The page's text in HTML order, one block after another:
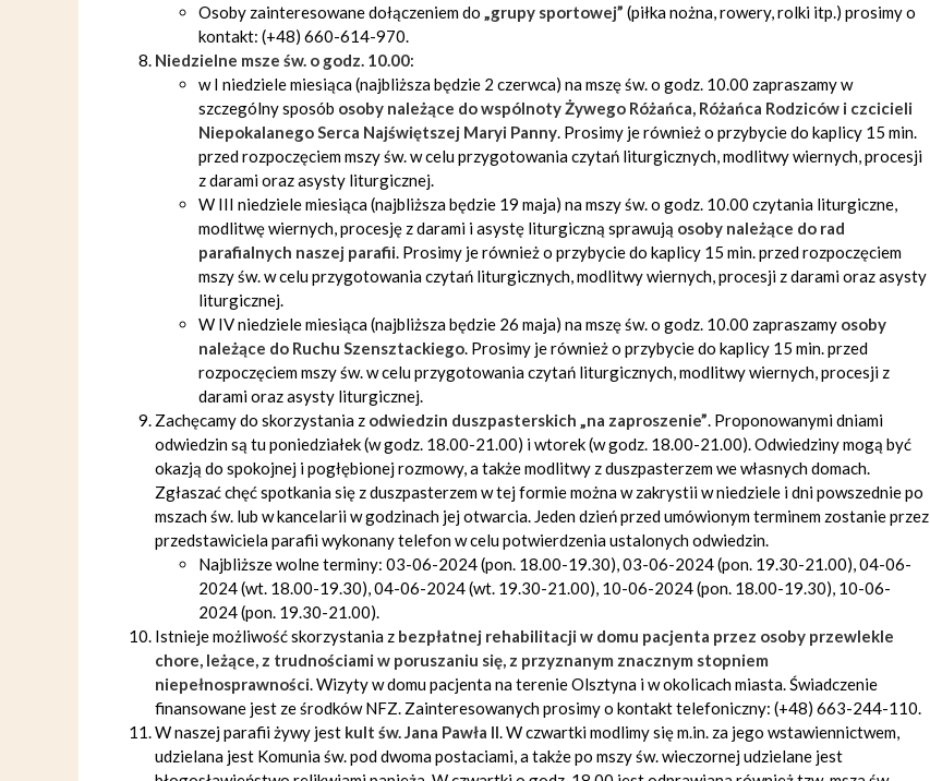
Osoby zainteresowane dołączeniem do „grupy sportowej” (piłka nożna, rowery, rolki itp.) prosimy o
kontakt: (+48) 660-614-970.
Niedzielne msze św. o godz. 10.00:
w I niedziele miesiąca (najbliższa będzie 2 czerwca) na mszę św. o godz. 10.00 zapraszamy w
szczególny sposób osoby należące dowspólnoty Żywego Różańca, Różańca Rodziców i czcicieli
Niepokalanego Serca Najświętszej Maryi Panny. Prosimy je również o przybycie do kaplicy 15 min.
przed rozpoczęciem mszy św. w celu przygotowania czytań liturgicznych, modlitwy wiernych, procesji
z darami oraz asysty liturgicznej.
W III niedziele miesiąca (najbliższa będzie 19 maja) na mszy św. o godz. 10.00 czytania liturgiczne,
modlitwę wiernych, procesję z darami i asystę liturgiczną sprawują osoby należące do rad
parafialnych naszej parafii. Prosimy je również o przybycie do kaplicy 15 min. przed rozpoczęciem
mszy św. w celu przygotowania czytań liturgicznych, modlitwy wiernych, procesji z darami oraz asysty
liturgicznej.
W IV niedziele miesiąca (najbliższa będzie 26 maja) na mszę św. o godz. 10.00 zapraszamy osoby
należące do Ruchu Szensztackiego. Prosimy je również o przybycie do kaplicy 15 min. przed
rozpoczęciem mszy św. w celu przygotowania czytań liturgicznych, modlitwy wiernych, procesji z
darami oraz asysty liturgicznej.
Zachęcamy do skorzystania z odwiedzin duszpasterskich „na zaproszenie”. Proponowanymi dniami
odwiedzin są tu poniedziałek (w godz. 18.00-21.00) i wtorek (w godz. 18.00-21.00). Odwiedziny mogą być
okazją do spokojnej i pogłębionej rozmowy, a także modlitwy z duszpasterzem we własnych domach.
Zgłaszać chęć spotkania się z duszpasterzem w tej formie można w zakrystii w niedziele i dni powszednie po
mszach św. lub w kancelarii w godzinach jej otwarcia. Jeden dzień przed umówionym terminem zostanie przez
przedstawiciela parafii wykonany telefon w celu potwierdzenia ustalonych odwiedzin.
Najbliższe wolne terminy: 03-06-2024 (pon. 18.00-19.30), 03-06-2024 (pon. 19.30-21.00), 04-06-
2024 (wt. 18.00-19.30), 04-06-2024 (wt. 19.30-21.00), 10-06-2024 (pon. 18.00-19.30), 10-06-
2024 (pon. 19.30-21.00).
Istnieje możliwość skorzystania z bezpłatnej rehabilitacji w domu pacjenta przez osoby przewlekle
chore, leżące, z trudnościami w poruszaniu się, z przyznanym znacznym stopniem
niepełnosprawności. Wizyty w domu pacjenta na terenie Olsztyna i w okolicach miasta. Świadczenie
finansowane jest ze środków NFZ. Zainteresowanych prosimy o kontakt telefoniczny: (+48) 663-244-110.
W naszej parafii żywy jest kult św. Jana Pawła II. W czwartki modlimy się m.in. za jego wstawiennictwem,
udzielana jest Komunia św. pod dwoma postaciami, a także po mszy św. wieczornej udzielane jest